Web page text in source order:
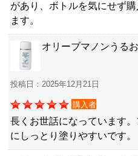
があり、ボトルを気にせず
ます。
オリーブマノンうる
投稿日：2025年12月21日
購入者
長くお世話になっています
にしっとり塗りやすいです。